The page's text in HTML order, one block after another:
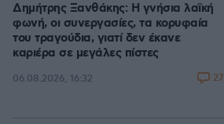
Δημήτρης Ξανθάκης: Η γνήσια λαϊκή
φωνή, οι συνεργασίες, τα κορυφαία
του τραγούδια, γιατί δεν έκανε
καριέρα σε μεγάλες πίστες
06.08.2026, 16:32 27